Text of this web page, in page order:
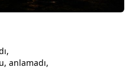
anlamadı,